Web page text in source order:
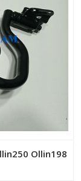
Ollin198